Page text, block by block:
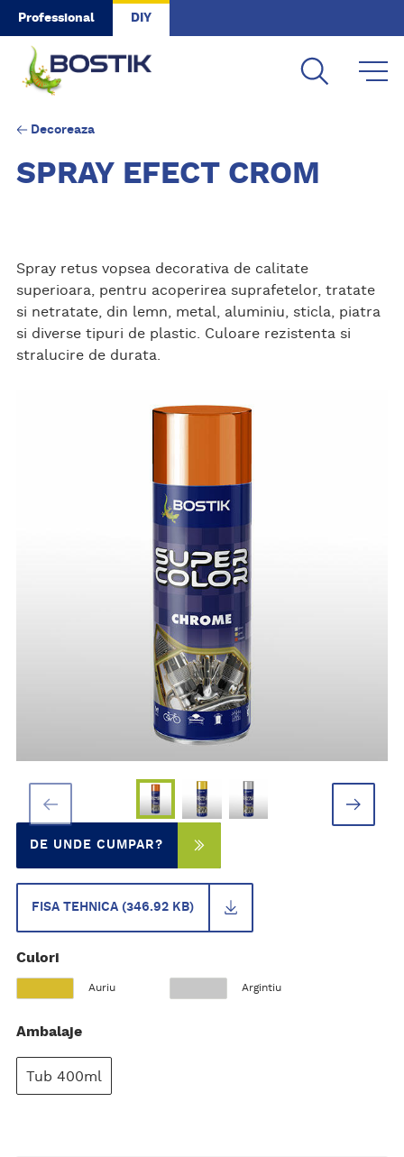
Skip to main content
Professional DIY
Decoreaza
SPRAY EFECT CROM
Spray retus vopsea decorativa de calitate
superioara, pentru acoperirea suprafetelor, tratate
si netratate, din lemn, metal, aluminiu, sticla, piatra
si diverse tipuri de plastic. Culoare rezistenta si
stralucire de durata.
DE UNDE CUMPAR?
FISA TEHNICA (346.92 KB)
Culori
Auriu Argintiu
Ambalaje
Tub 400ml